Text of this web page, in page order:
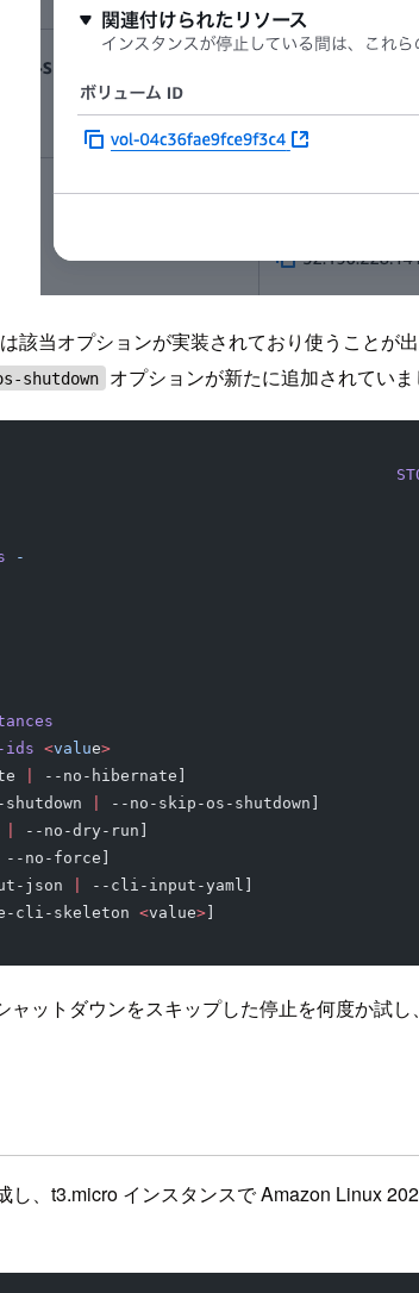
該当オプションが実装されており使うことが出
shutdown オプションが新たに追加されていま
-
ids
<value>
--no-hibernate]
shutdown
--no-skip-os-shutdown]
--no-dry-run]
--no-force]
json
--cli-input-yaml]
cli-skeleton
<value>]
ットダウンをスキップした停止を何度か試
し、t3.micro インスタンスで Amazon Linux